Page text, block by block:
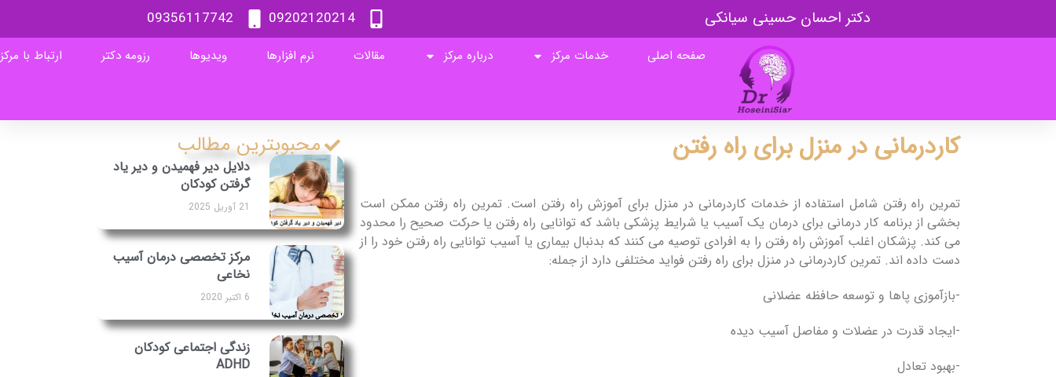
دکتر احسان حسینی سیانکی 09202120214
09356117742
صفحه اصلی خدمات مرکز درباره مرکز مقالات نرم افزارها ویدیوها رزومه دکتر ارتباط با مرکز
کاردرمانی در منزل برای راه رفتن
تمرین راه رفتن شامل استفاده از خدمات کاردرمانی در منزل برای آموزش راه رفتن است. تمرین راه رفتن ممکن است
بخشی از برنامه کار درمانی برای درمان یک آسیب یا شرایط پزشکی باشد که توانایی راه رفتن یا حرکت صحیح را محدود
می کند. پزشکان اغلب آموزش راه رفتن را به افرادی توصیه می کنند که بدنبال بیماری یا آسیب توانایی راه رفتن خود را از
دست داده اند. تمرین کاردرمانی در منزل برای راه رفتن فواید مختلفی دارد از جمله:
-بازآموزی پاها و توسعه حافظه عضلانی
-ایجاد قدرت در عضلات و مفاصل آسیب دیده
-بهبود تعادل
محبوبترین مطالب
دلایل دیر فهمیدن و دیر یاد
گرفتن کودکان
21 آوریل 2025
مرکز تخصصی درمان آسیب
نخاعی
6 اکتبر 2020
زندگی اجتماعی کودکان
ADHD